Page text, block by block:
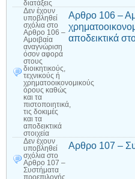
διατάξεις
Δεν έχουν
υποβληθεί
σχόλια στο
Αρθρο 106 –
Αμοιβαία
αναγνώριση
όσον αφορά
στους
διοικητικούς,
τεχνικούς ή
χρηματοοικονομικούς
όρους καθώς
και τα
πιστοποιητικά,
τις δοκιμές
και τα
αποδεικτικά
στοιχεία
Αρθρο 106 –
αποδεικτικά
Δεν έχουν
υποβληθεί
σχόλια στο
Αρθρο 107 –
Συστήματα
προεπιλογής
Αρθρο 107 –